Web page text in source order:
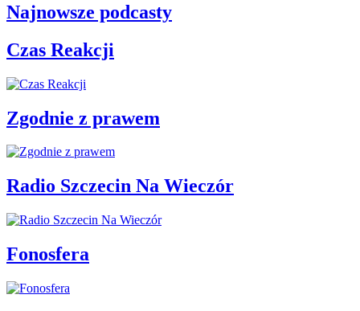
Najnowsze podcasty
Czas Reakcji
Zgodnie z prawem
Radio Szczecin Na Wieczór
Fonosfera